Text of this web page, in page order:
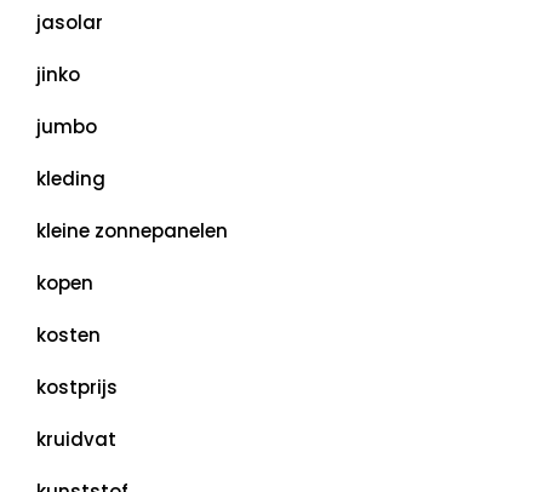
jasolar
jinko
jumbo
kleding
kleine zonnepanelen
kopen
kosten
kostprijs
kruidvat